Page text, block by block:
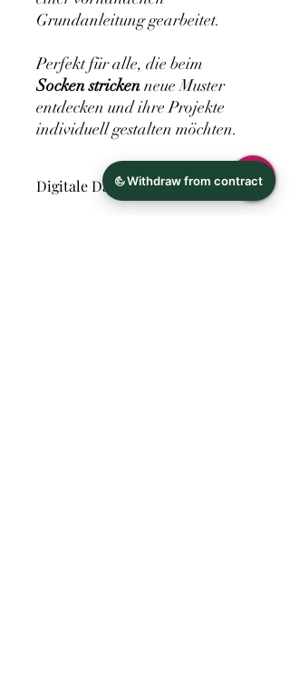
Grundanleitung gearbeitet.
Perfekt für alle, die beim
Socken strickenneue Muster
entdecken und ihre Projekte
individuell gestalten möchten.
Digitale Datei